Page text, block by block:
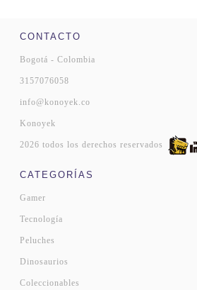
CONTACTO
Bogotá - Colombia
3157076058
info@konoyek.co
Konoyek
2026 todos los derechos reservados
CATEGORÍAS
Gamer
Tecnología
Peluches
Dinosaurios
Coleccionables